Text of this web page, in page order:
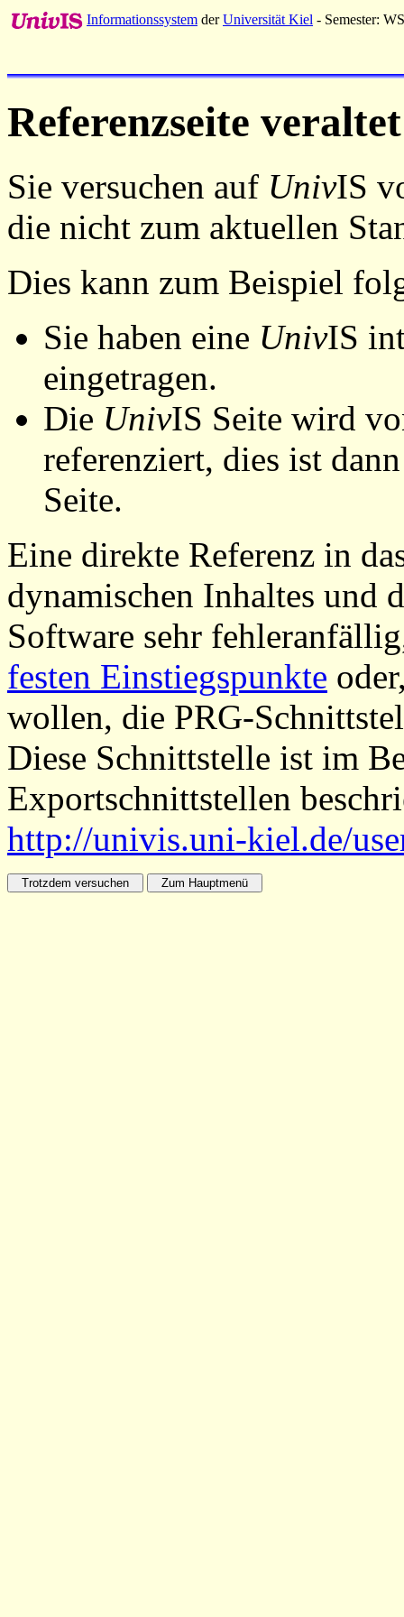
Informationssystem derUniversität Kiel - Semester:
Referenzseite veraltet
Sie versuchen auf UnivIS
die nicht zum aktuellen
Dies kann zum Beispiel
Sie haben eine UnivIS
eingetragen.
Die UnivIS Seite wird
referenziert, dies ist
Seite.
Eine direkte Referenz in
dynamischen Inhaltes und
Software sehr
festen Einstiegspunkte
wollen, die PRG-
Diese Schnittstelle ist im
Exportschnittstellen
http://univis.uni-kiel.de/